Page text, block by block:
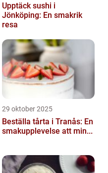
Upptäck sushi i
Jönköping: En smakrik
resa
29 oktober 2025
Beställa tårta i Tranås: En
smakupplevelse att min...